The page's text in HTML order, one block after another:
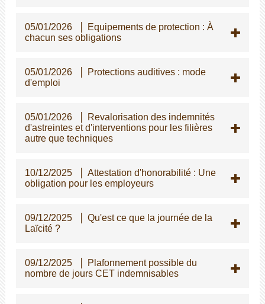
05/01/2026
Equipements de protection : À
chacun ses obligations
05/01/2026
Protections auditives : mode
d'emploi
05/01/2026
Revalorisation des indemnités
d'astreintes et d'interventions pour les filières
autre que techniques
10/12/2025
Attestation d'honorabilité : Une
obligation pour les employeurs
09/12/2025
Qu'est ce que la journée de la
Laïcité ?
09/12/2025
Plafonnement possible du
nombre de jours CET indemnisables